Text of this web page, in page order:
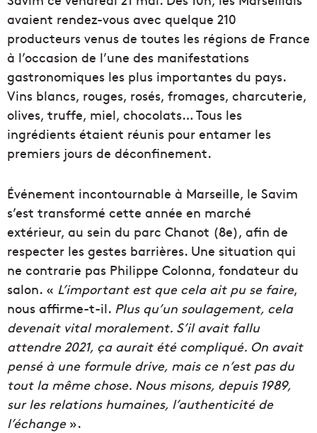
avaient rendez-vous avec quelque 210
producteurs venus de toutes les régions de France
à l’occasion de l’une des manifestations
gastronomiques les plus importantes du pays.
Vins blancs, rouges, rosés, fromages, charcuterie,
olives, truffe, miel, chocolats… Tous les
ingrédients étaient réunis pour entamer les
premiers jours de déconfinement.
Événement incontournable à Marseille, le Savim
s’est transformé cette année en marché
extérieur, au sein du parc Chanot (8e), afin de
respecter les gestes barrières. Une situation qui
ne contrarie pas Philippe Colonna, fondateur du
salon. « L’important est que cela ait pu se faire,
nous affirme-t-il. Plus qu’un soulagement, cela
devenait vital moralement. S’il avait fallu
attendre 2021, ça aurait été compliqué. On avait
pensé à une formule drive, mais ce n’est pas du
tout la même chose. Nous misons, depuis 1989,
sur les relations humaines, l’authenticité de
l’échange».